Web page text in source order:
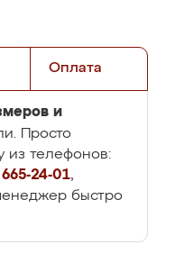
Оплата
и
Просто
из телефонов:
24-01,
быстро